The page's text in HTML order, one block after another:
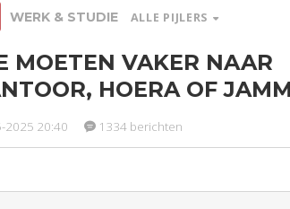
WERK & STUDIE ALLE PIJLERS
Werk &
Sport Contact Viva zoekt
MOETEN VAKER NAAR
HOERA OF
2025 20:40 1334 berichten